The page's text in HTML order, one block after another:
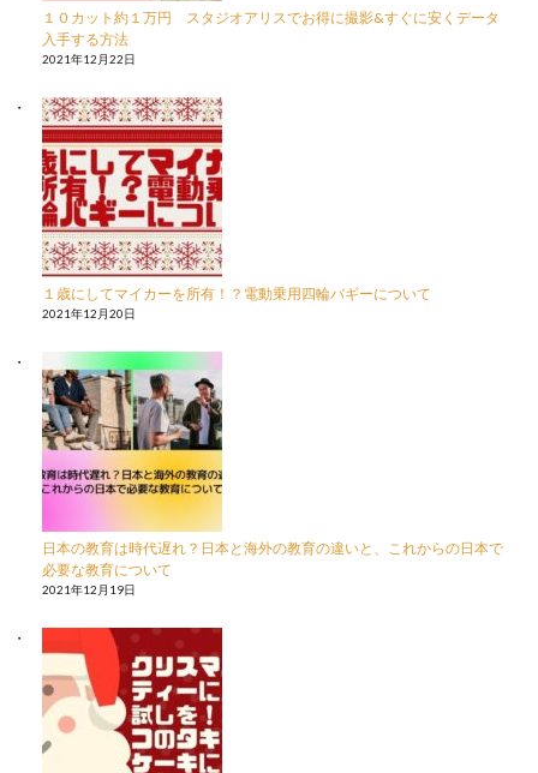
１０カット約１万円 スタジオアリスでお得に撮影&すぐに安くデータ
入手する方法
2021年12月22日
１歳にしてマイカーを所有！？電動乗用四輪バギーについて
2021年12月20日
日本の教育は時代遅れ？日本と海外の教育の違いと、これからの日本で
必要な教育について
2021年12月19日